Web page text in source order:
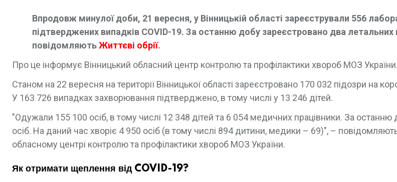
Впродовж минулої доби, 21 вересня, у Вінницькій області зареєстрували 556
підтверджених випадків COVID-19. За останню добу зареєстровано два летальних
повідомляютьЖиттєві обрії.
Про це інформує Вінницький обласний центр контролю та профілактики хвороб МОЗ України.
Станом на 22 вересня на території Вінницької області зареєстровано 170 032 підозри на
У 163 726 випадках захворювання підтверджено, в тому числі у 13 246 дітей.
"Одужали 155 100 осіб, в тому числі 12 348 дітей та 6 054 медичних працівники. За
осіб. На даний час хворіє 4 950 осіб (в тому числі 894 дитини, медики – 69)", –
обласному центрі контролю та профілактики хвороб МОЗ України.
Як отримати щеплення від COVID-19?